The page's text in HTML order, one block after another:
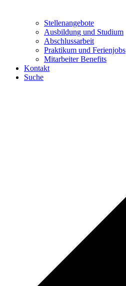
Stellenangebote
Ausbildung und Studium
Abschlussarbeit
Praktikum und Ferienjobs
Mitarbeiter Benefits
Kontakt
Suche